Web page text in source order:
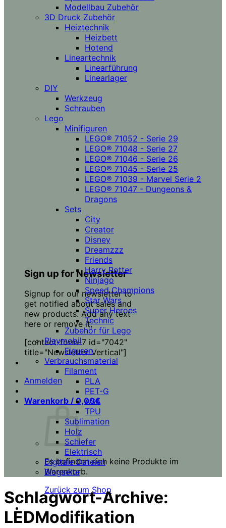
Sign up for Newsletter
Signup for our newsletter to
get notified about sales and
new products. Add any text
here or remove it.
[contact-form-7 id="7042"
title="Newsletter Vertical"]
Anmelden
Warenkorb / 0,00€
Es befinden sich keine Produkte im
Warenkorb.
Zurück zum Shop
Modellbau Zubehör
3D Druck Zubehör
Heiztechnik
Heizbett
Hotend
Lineartechnik
Linearführung
Linearlager
DIY
Werkzeug
Schrauben
Lego
Minifiguren
LEGO® 71052 - Serie 29
LEGO® 71048 - Serie 27
LEGO® 71046 - Serie 26
LEGO® 71045 - Serie 25
LEGO® 71039 - Marvel Serie 2
LEGO® 71047 - Dungeons &
Dragons
Sets
City
Creator
Disney
Dreamzzz
Friends
Harry Potter
Ninjago
Speed Champions
Star Wars
Super Heroes
Technic
Zubehör für Lego
Playmobil
Figuren
Verbrauchsmaterial
Filament
PLA
PET-G
ASA
TPU
Sublimation
Holz
Schiefer
Elektrisch
Digitale Dateien
Blogseite
Schlagwort-Archive:
LEDModifikation